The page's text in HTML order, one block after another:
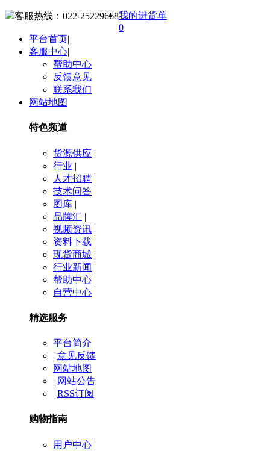
客服热线： 022-25229668我的进货单
0
平台首页|
客服中心|
帮助中心
反馈意见
联系我们
网站地图
特色频道
货源供应 |
行业 |
人才招聘 |
技术问答 |
图库 |
品牌汇 |
视频资讯 |
资料下载 |
现货商城 |
行业新闻 |
帮助中心 |
自营中心
精选服务
平台简介
| 意见反馈
网站地图
| 网站公告
| RSS订阅
购物指南
用户中心 |